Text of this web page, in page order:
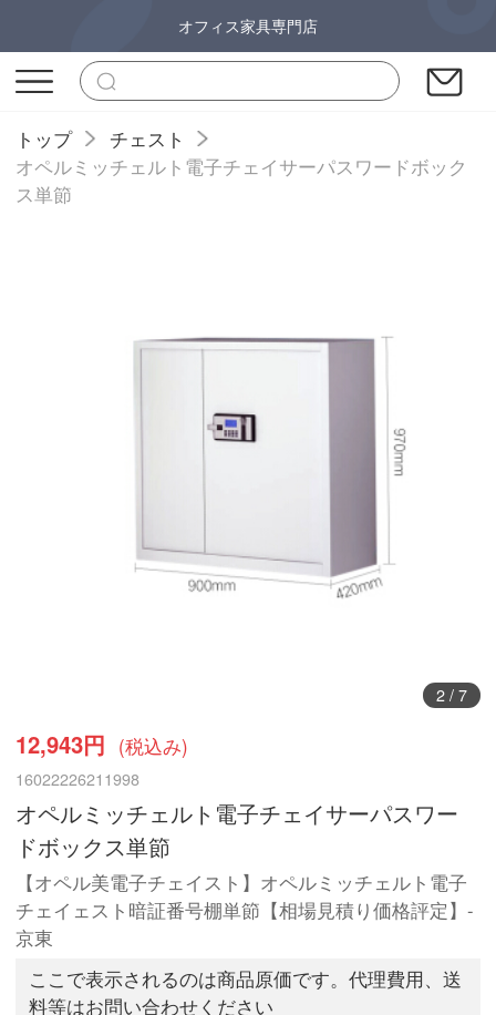
オフィス家具専門店
トップ
チェスト
オペルミッチェルト電子チェイサーパスワードボック
ス単節
3/ 7
12,943円 (税込み)
16022226211998
オペルミッチェルト電子チェイサーパスワー
ドボックス単節
【オペル美電子チェイスト】オペルミッチェルト電子
チェイェスト暗証番号棚単節【相場見積り価格評定】-
京東
ここで表示されるのは商品原価です。代理費用、送
料等はお問い合わせください